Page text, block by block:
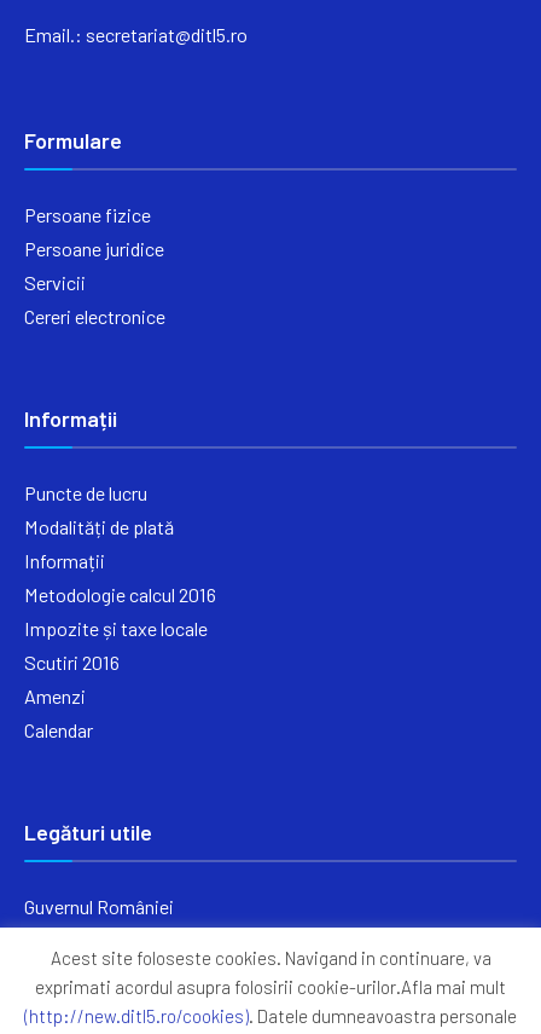
Email.: secretariat@ditl5.ro
Formulare
Persoane fizice
Persoane juridice
Servicii
Cereri electronice
Informații
Puncte de lucru
Modalități de plată
Informații
Metodologie calcul 2016
Impozite și taxe locale
Scutiri 2016
Amenzi
Calendar
Legături utile
Guvernul României
Primăria Sectorul 5
Acest site foloseste cookies. Navigand in continuare, va
exprimati acordul asupra folosirii cookie-urilor.Afla mai mult
(http://new.ditl5.ro/cookies). Datele dumneavoastra personale